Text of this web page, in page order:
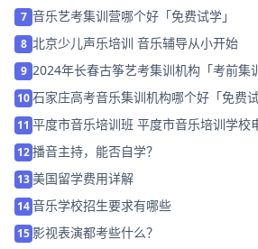
7 音乐艺考集训营哪个好「免费试学」
8 北京少儿声乐培训 音乐辅导从小开始
9 2024年长春古筝艺考集训机构「考前集
10石家庄高考音乐集训机构哪个好「免费试
11 平度市音乐培训班 平度市音乐培训学校
12播音主持，能否自学？
13美国留学费用详解
14音乐学校招生要求有哪些
15 影视表演都考些什么？